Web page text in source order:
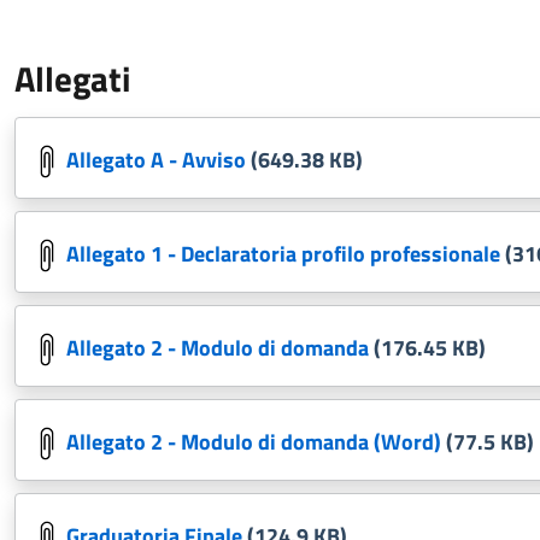
Allegati
Allegato A - Avviso(649.38 KB)
Allegato 1 - Declaratoria profilo professionale
Allegato 2 - Modulo di domanda(176.45 KB)
Allegato 2 - Modulo di domanda (Word)(77.5 KB)